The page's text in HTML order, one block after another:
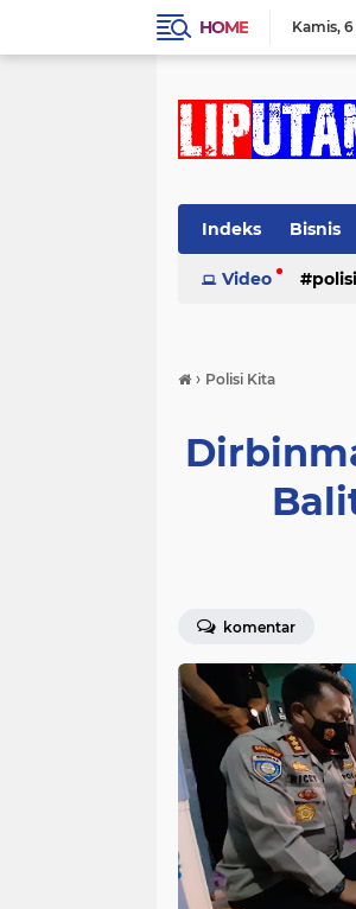
HOME Kamis 6
Indeks Bisnis
Video
› Polisi Kita
komentar